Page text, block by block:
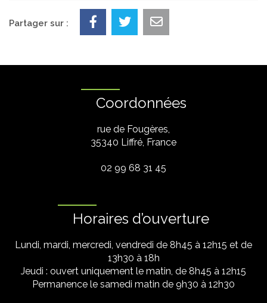
Partager sur :
Coordonnées
rue de Fougères,
35340 Liffré, France
02 99 68 31 45
Horaires d’ouverture
Lundi, mardi, mercredi, vendredi de 8h45 à 12h15 et de
13h30 à 18h
Jeudi : ouvert uniquement le matin, de 8h45 à 12h15
Permanence le samedi matin de 9h30 à 12h30